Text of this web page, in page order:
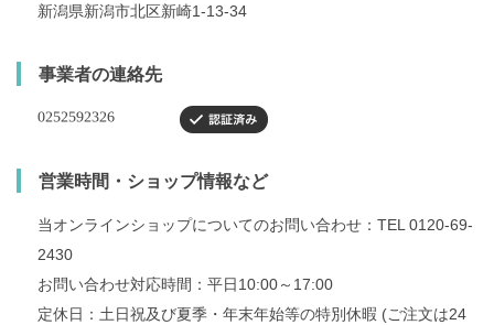
新潟県新潟市北区新崎1-13-34
事業者の連絡先
営業時間・ショップ情報など
当オンラインショップについてのお問い合わせ：TEL 0120-69-
2430
お問い合わせ対応時間：平日10:00～17:00
定休日：土日祝及び夏季・年末年始等の特別休暇 (ご注文は24